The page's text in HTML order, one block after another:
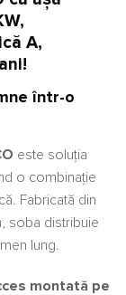
A,
într-o
este soluția
o combinație
Fabricată din
soba distribuie
lung.
montată pe